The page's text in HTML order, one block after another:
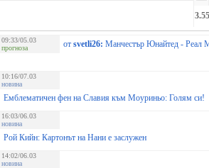
3.55
09:33/05.03
прогноза
от svetli26: Манчестър Юнайтед - Реал
10:16/07.03
новина
Емблематичен фен на Славия към Моуриньо: Голям си!
16:03/06.03
новина
Рой Кийн: Картонът на Нани е заслужен
14:02/06.03
новина